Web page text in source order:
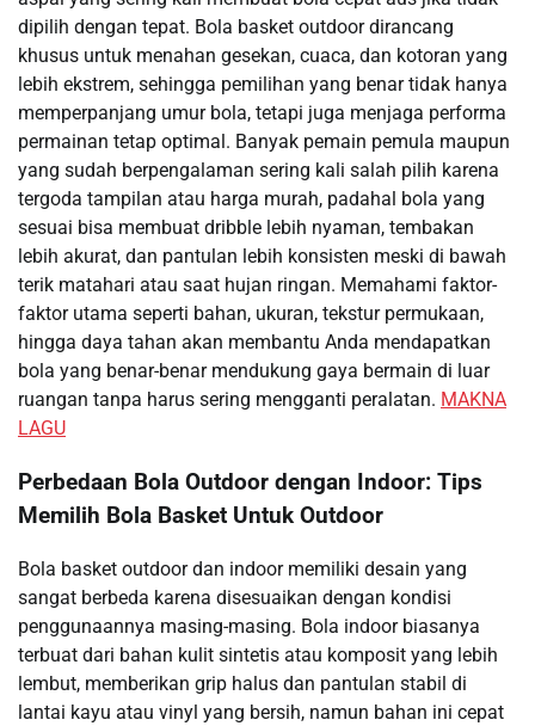
dipilih dengan tepat. Bola basket outdoor dirancang
khusus untuk menahan gesekan, cuaca, dan kotoran yang
lebih ekstrem, sehingga pemilihan yang benar tidak hanya
memperpanjang umur bola, tetapi juga menjaga performa
permainan tetap optimal. Banyak pemain pemula maupun
yang sudah berpengalaman sering kali salah pilih karena
tergoda tampilan atau harga murah, padahal bola yang
sesuai bisa membuat dribble lebih nyaman, tembakan
lebih akurat, dan pantulan lebih konsisten meski di bawah
terik matahari atau saat hujan ringan. Memahami faktor-
faktor utama seperti bahan, ukuran, tekstur permukaan,
hingga daya tahan akan membantu Anda mendapatkan
bola yang benar-benar mendukung gaya bermain di luar
ruangan tanpa harus sering mengganti peralatan. MAKNA
LAGU
Perbedaan Bola Outdoor dengan Indoor: Tips
Memilih Bola Basket Untuk Outdoor
Bola basket outdoor dan indoor memiliki desain yang
sangat berbeda karena disesuaikan dengan kondisi
penggunaannya masing-masing. Bola indoor biasanya
terbuat dari bahan kulit sintetis atau komposit yang lebih
lembut, memberikan grip halus dan pantulan stabil di
lantai kayu atau vinyl yang bersih, namun bahan ini cepat